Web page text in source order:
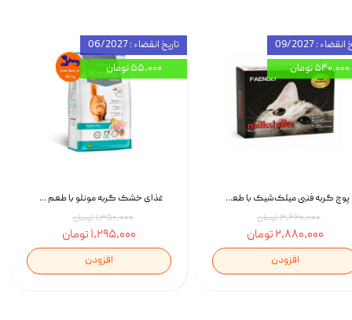
غذای خشک گربه مونلو با طعم گوشت پرندگان و ماهی سالمون Monello Adult Hairball Control وزن 1 کیلوگرم
۱,۳۵۰,۰۰۰ تومان
۱,۲۹۵,۰۰۰ تومان
افزودن
تاریخ انقضاء : 06/2027
۵۵,۰۰۰ تومان
پوچ گربه فنبی میلک‌شیک با طعم مرغ Faenbei Cat Milk Shake Pouch بسته 12 عددی
۳,۴۲۰,۰۰۰ تومان
۲,۸۸۰,۰۰۰ تومان
افزودن
: 09/2027
۵۴۰,۰۰۰ تومان